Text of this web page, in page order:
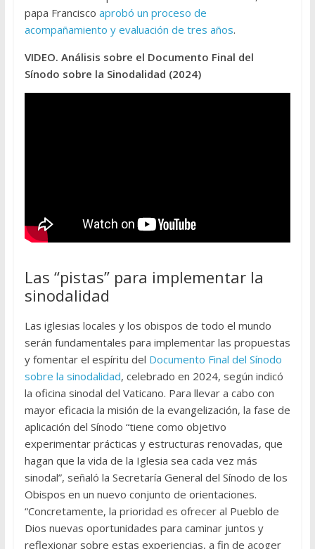
papa Francisco aprobó un proceso de
acompañamiento y evaluación de tres años.
VIDEO. Análisis sobre el Documento Final del
Sínodo sobre la Sinodalidad (2024)
Las “pistas” para implementar la
sinodalidad
Las iglesias locales y los obispos de todo el mundo
serán fundamentales para implementar las propuestas
y fomentar el espíritu del Documento Final del Sínodo
sobre la sinodalidad, celebrado en 2024, según indicó
la oficina sinodal del Vaticano. Para llevar a cabo con
mayor eficacia la misión de la evangelización, la fase de
aplicación del Sínodo “tiene como objetivo
experimentar prácticas y estructuras renovadas, que
hagan que la vida de la Iglesia sea cada vez más
sinodal”, señaló la Secretaría General del Sínodo de los
Obispos en un nuevo conjunto de orientaciones.
“Concretamente, la prioridad es ofrecer al Pueblo de
Dios nuevas oportunidades para caminar juntos y
reflexionar sobre estas experiencias, a fin de acoger